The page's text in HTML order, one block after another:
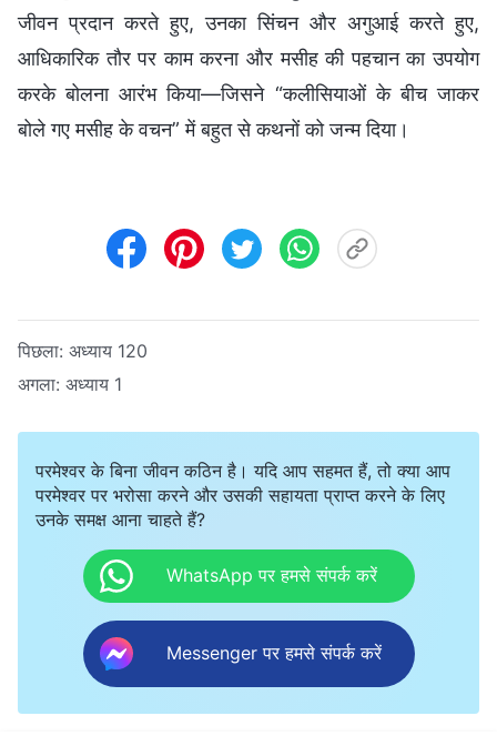
जीवन प्रदान करते हुए, उनका सिंचन और अगुआई करते हुए,
आधिकारिक तौर पर काम करना और मसीह की पहचान का उपयोग
करके बोलना आरंभ किया—जिसने “कलीसियाओं के बीच जाकर
बोले गए मसीह के वचन” में बहुत से कथनों को जन्म दिया।
पिछला: अध्याय 120
अगला: अध्याय 1
परमेश्वर के बिना जीवन कठिन है। यदि आप सहमत हैं, तो क्या आप
परमेश्वर पर भरोसा करने और उसकी सहायता प्राप्त करने के लिए
उनके समक्ष आना चाहते हैं?
WhatsApp पर हमसे संपर्क करें
Messenger पर हमसे संपर्क करें